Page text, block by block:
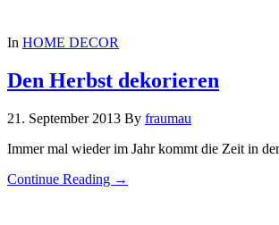
In HOME DECOR
Den Herbst dekorieren
21. September 2013 By fraumau
Immer mal wieder im Jahr kommt die Zeit in
Continue Reading →